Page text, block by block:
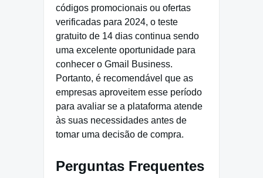
códigos promocionais ou ofertas
verificadas para 2024, o teste
gratuito de 14 dias continua sendo
uma excelente oportunidade para
conhecer o Gmail Business.
Portanto, é recomendável que as
empresas aproveitem esse período
para avaliar se a plataforma atende
às suas necessidades antes de
tomar uma decisão de compra.
Perguntas Frequentes